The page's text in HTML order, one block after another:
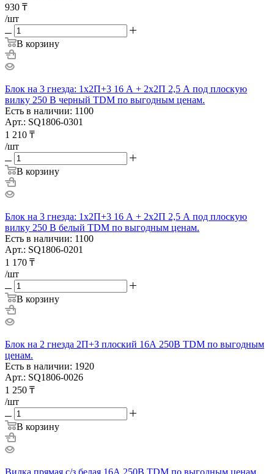
930 ₸
/шт
В корзину
Блок на 3 гнезда: 1x2П+3 16 А + 2х2П 2,5 А под плоскую
вилку 250 B черный TDM по выгодным ценам.
Есть в наличии: 1100
Арт.: SQ1806-0301
1 210 ₸
/шт
В корзину
Блок на 3 гнезда: 1x2П+3 16 А + 2х2П 2,5 А под плоскую
вилку 250 B белый TDM по выгодным ценам.
Есть в наличии: 1100
Арт.: SQ1806-0201
1 170 ₸
/шт
В корзину
Блок на 2 гнезда 2П+З плоский 16А 250B TDM по выгодным
ценам.
Есть в наличии: 1920
Арт.: SQ1806-0026
1 250 ₸
/шт
В корзину
Вилка прямая с/з белая 16А 250В TDM по выгодным ценам.